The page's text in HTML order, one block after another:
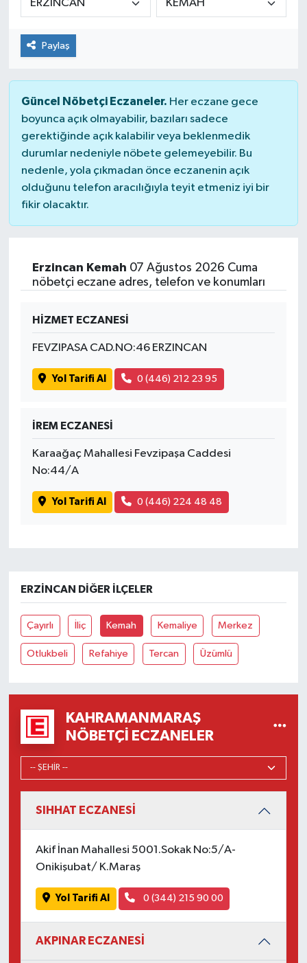
Paylaş
Güncel Nöbetçi Eczaneler. Her eczane gece
boyunca açık olmayabilir, bazıları sadece
gerektiğinde açık kalabilir veya beklenmedik
durumlar nedeniyle nöbete gelemeyebilir. Bu
nedenle, yola çıkmadan önce eczanenin açık
olduğunu telefon aracılığıyla teyit etmeniz iyi bir
fikir olacaktır.
Erzincan Kemah 07 Ağustos 2026 Cuma
nöbetçi eczane adres, telefon ve konumları
HİZMET ECZANESİ
FEVZIPASA CAD.NO:46 ERZINCAN
Yol Tarifi Al 0 (446) 212 23 95
İREM ECZANESİ
Karaağaç Mahallesi Fevzipaşa Caddesi
No:44/A
Yol Tarifi Al 0 (446) 224 48 48
ERZINCAN DIĞER İLÇELER
Çayırlı İliç Kemah Kemaliye Merkez
Otlukbeli Refahiye Tercan Üzümlü
KAHRAMANMARAŞ
NÖBETÇI ECZANELER
SIHHAT ECZANESİ
Akif İnan Mahallesi 5001.Sokak No:5/A-
Onikişubat/ K.Maraş
Yol Tarifi Al 0 (344) 215 90 00
AKPINAR ECZANESİ
Kültür Sanat